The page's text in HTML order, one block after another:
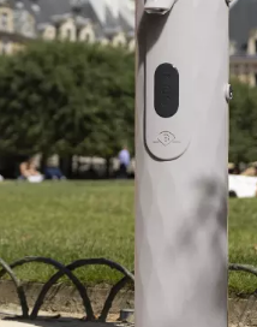
OFIS
SEDE BENELUX
VEOLIA
WATER